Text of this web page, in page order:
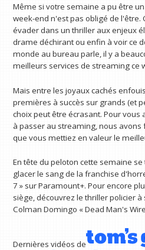
Même si votre semaine a pu être
week-end n'est pas obligé de l'être.
évader dans un thriller aux enjeux
drame déchirant ou enfin à voir ce
monde au bureau parle, il y a
meilleurs services de streaming ce
Mais entre les joyaux cachés
premières à succès sur grands (et
choix peut être écrasant. Pour
à passer au streaming, nous
que vous mettiez en valeur le
En tête du peloton cette semaine
glacer le sang de la franchise
7 » sur Paramount+. Pour encore
siège, découvrez le thriller policier à
Colman Domingo « Dead Man's
Dernières vidéos de